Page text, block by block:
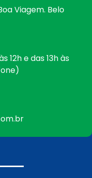
Viagem. Belo
12h e das 13h às